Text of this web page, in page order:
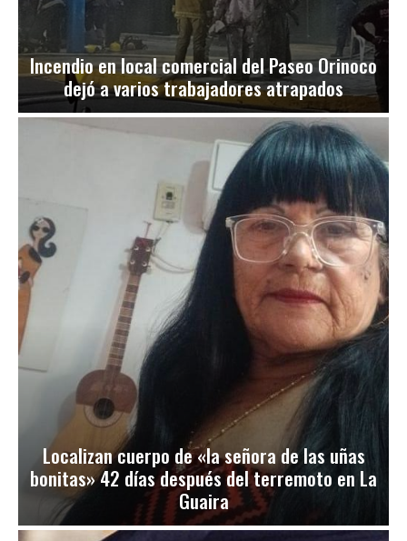
Incendio en local comercial del Paseo Orinoco
dejó a varios trabajadores atrapados
Localizan cuerpo de «la señora de las uñas
bonitas» 42 días después del terremoto en La
Guaira